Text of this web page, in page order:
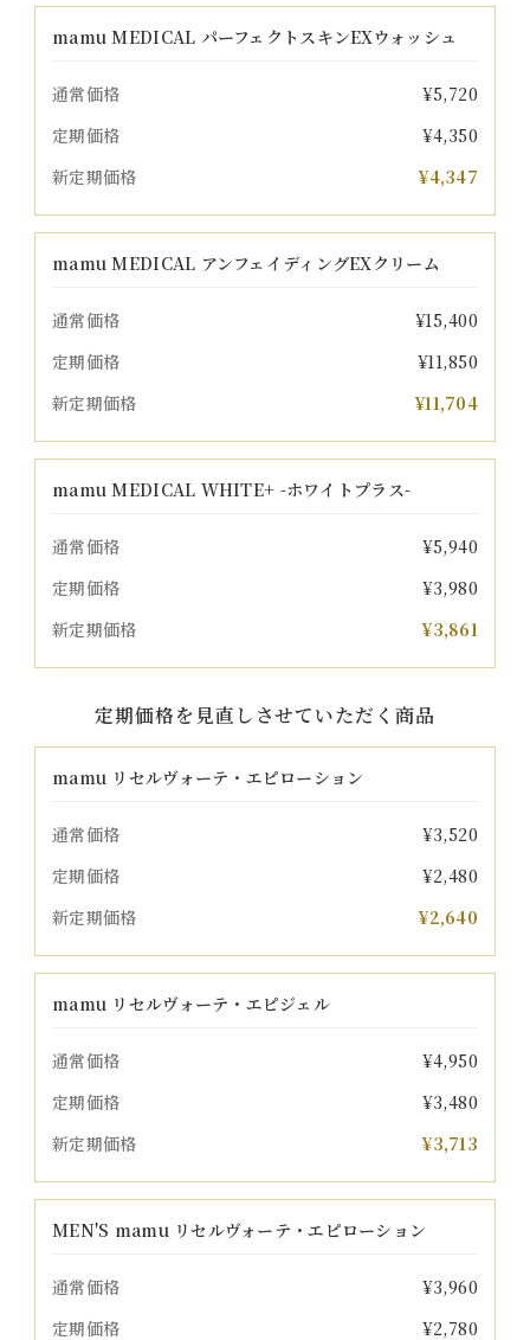
mamu MEDICAL パーフェクトスキンEXウォッシュ
通常価格
¥5,720
定期価格
¥4,350
新定期価格
¥4,347
mamu MEDICAL アンフェイディングEXクリーム
通常価格
¥15,400
定期価格
¥11,850
新定期価格
¥11,704
mamu MEDICAL WHITE+ -ホワイトプラス-
通常価格
¥5,940
定期価格
¥3,980
新定期価格
¥3,861
定期価格を見直しさせていただく商品
mamu リセルヴォーテ・エピローション
通常価格
¥3,520
定期価格
¥2,480
新定期価格
¥2,640
mamu リセルヴォーテ・エピジェル
通常価格
¥4,950
定期価格
¥3,480
新定期価格
¥3,713
MEN'S mamu リセルヴォーテ・エピローション
通常価格
¥3,960
定期価格
¥2,780